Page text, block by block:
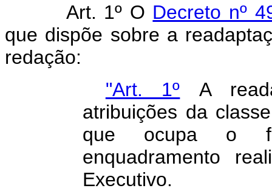
Art. 1º O Decreto nº
que dispõe sobre a
redação:
"Art. 1º A
atribuições da
que ocupa o
enquadramento
Executivo.